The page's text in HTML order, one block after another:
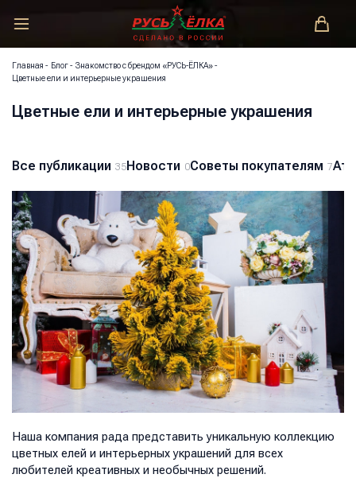
РУСЬ-ЁЛКА – ЗАКОНОДАТЕЛЬ МОДЫ!
Главная - Блог- Знакомство с брендом «РУСЬ-ЁЛКА»-
Цветные ели и интерьерные украшения
Цветные ели и интерьерные украшения
Все публикации 35Новости 0Советы покупателям 7
Наша компания рада представить уникальную коллекцию
цветных елей и интерьерных украшений для всех
любителей креативных и необычных решений.